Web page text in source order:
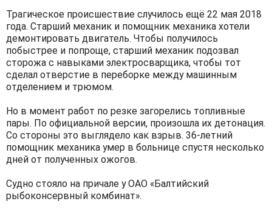
Трагическое происшествие случилось ещё 22 мая 2018
года. Старший механик и помощник механика хотели
демонтировать двигатель. Чтобы получилось
побыстрее и попроще, старший механик подозвал
сторожа с навыками электросварщика, чтобы тот
сделал отверстие в переборке между машинным
отделением и трюмом.
Но в момент работ по резке загорелись топливные
пары. По официальной версии, произошла их детонация.
Со стороны это выглядело как взрыв. 36-летний
помощник механика умер в больнице спустя несколько
дней от полученных ожогов.
Судно стояло на причале у ОАО «Балтийский
рыбоконсервный комбинат».